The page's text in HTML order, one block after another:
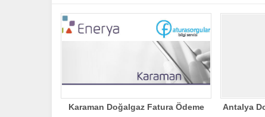
Karaman Doğalgaz Fatura Ödeme Antalya